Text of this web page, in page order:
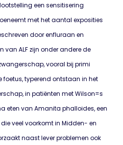
een sensitisering
met het aantal exposities
door enfluraan en
van ALF zijn onder andere de
vooral bij primi
typerend ontstaan in het
in patiënten met Wilson=s
eten van Amanita phalloides, een
veel voorkomt in Midden- en
naast lever problemen ook